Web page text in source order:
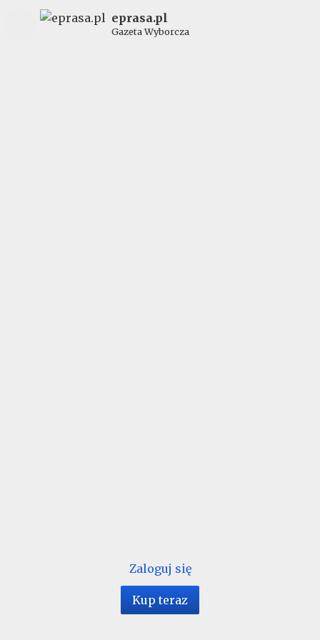
eprasa.pl
Gazeta Wyborcza
Zaloguj się
Kup teraz